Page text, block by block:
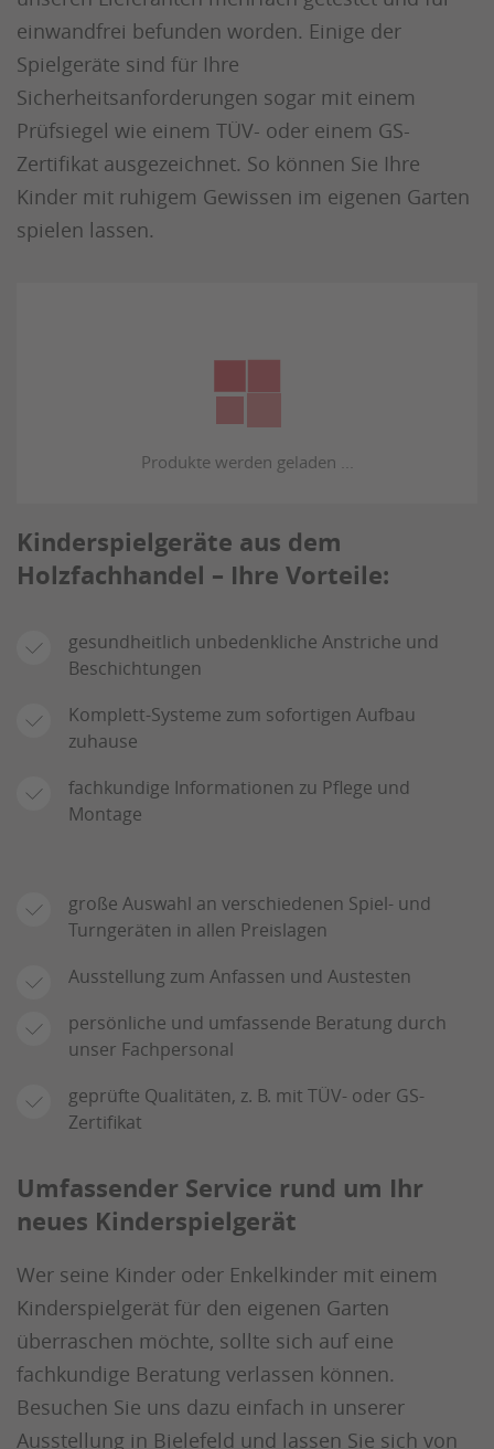
einwandfrei befunden worden. Einige der
Spielgeräte sind für Ihre
Sicherheitsanforderungen sogar mit einem
Prüfsiegel wie einem TÜV- oder einem GS-
Zertifikat ausgezeichnet. So können Sie Ihre
Kinder mit ruhigem Gewissen im eigenen Garten
spielen lassen.
Kinderspielgeräte aus dem
Holzfachhandel – Ihre Vorteile:
gesundheitlich unbedenkliche Anstriche und
Beschichtungen
Komplett-Systeme zum sofortigen Aufbau
zuhause
fachkundige Informationen zu Pflege und
Montage
große Auswahl an verschiedenen Spiel- und
Turngeräten in allen Preislagen
Ausstellung zum Anfassen und Austesten
persönliche und umfassende Beratung durch
unser Fachpersonal
geprüfte Qualitäten, z. B. mit TÜV- oder GS-
Zertifikat
Umfassender Service rund um Ihr
neues Kinderspielgerät
Wer seine Kinder oder Enkelkinder mit einem
Kinderspielgerät für den eigenen Garten
überraschen möchte, sollte sich auf eine
fachkundige Beratung verlassen können.
Besuchen Sie uns dazu einfach in unserer
Ausstellung in Bielefeld und lassen Sie sich von